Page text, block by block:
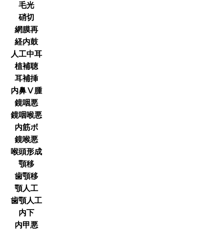
毛光
硝切
網膜再
経内鼓
人工中耳
植補聴
耳補挿
内鼻Ⅴ腫
鏡咽悪
鏡咽喉悪
内筋ボ
鏡喉悪
喉頭形成
顎移
歯顎移
顎人工
歯顎人工
内下
内甲悪